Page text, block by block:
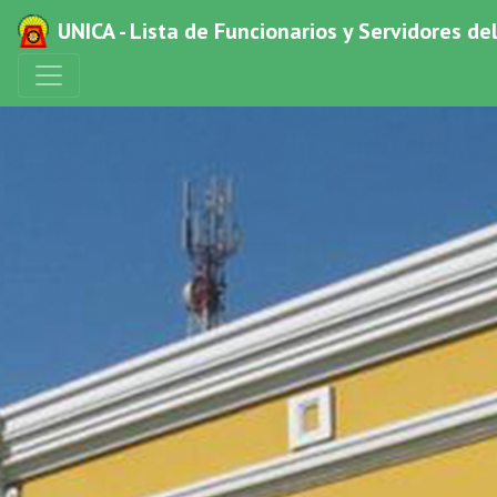
UNICA - Lista de Funcionarios y Servidores